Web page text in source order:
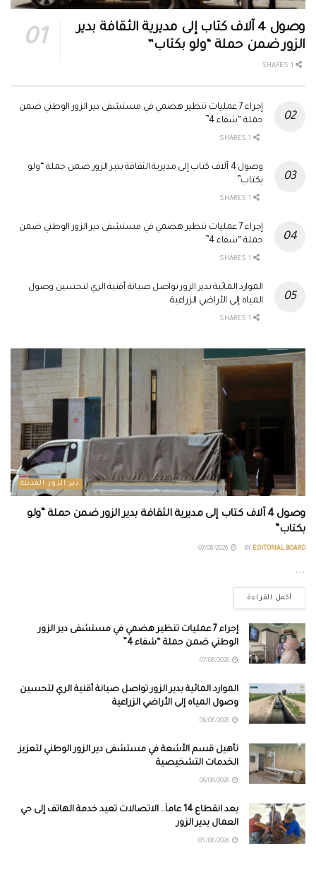
وصول 4 آلاف كتاب إلى مديرية الثقافة بدير
الزور ضمن حملة “ولو بكتاب”
إجراء 7 عمليات تنظير هضمي في مستشفى دير الزور الوطني ضمن
حملة “شفاء 4”
وصول 4 آلاف كتاب إلى مديرية الثقافة بدير الزور ضمن حملة “ولو
بكتاب”
إجراء 7 عمليات تنظير هضمي في مستشفى دير الزور الوطني ضمن
حملة “شفاء 4”
الموارد المائية بدير الزور تواصل صيانة أقنية الري لتحسين وصول
المياه إلى الأراضي الزراعية
دير الزور المدينة
وصول 4 آلاف كتاب إلى مديرية الثقافة بدير الزور ضمن حملة “ولو
بكتاب”
BY EDITORIAL BOARD
...
أكمل القراءة
إجراء 7 عمليات تنظير هضمي في مستشفى دير الزور
الوطني ضمن حملة “شفاء 4”
الموارد المائية بدير الزور تواصل صيانة أقنية الري لتحسين
وصول المياه إلى الأراضي الزراعية
تأهيل قسم الأشعة في مستشفى دير الزور الوطني لتعزيز
الخدمات التشخيصية
بعد انقطاع 14 عاماً.. الاتصالات تعيد خدمة الهاتف إلى حي
العمال بدير الزور